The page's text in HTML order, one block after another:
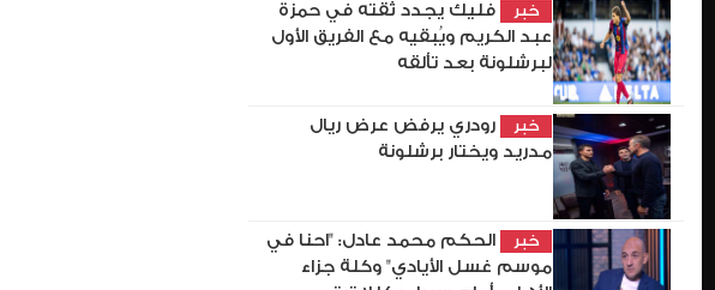
خبر
فليك يجدد ثقته في حمزة
عبد الكريم ويُبقيه مع الفريق الأول
لبرشلونة بعد تألقه
خبر
رودري يرفض عرض ريال
مدريد ويختار برشلونة
خبر
الحكم محمد عادل: "احنا في
موسم غسل الأيادي" وكلة جزاء